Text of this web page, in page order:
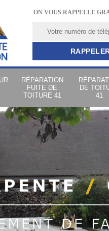
ON VOUS RAPPELLE
RÉPARATION
FUITE DE
TOITURE 41
DE
41